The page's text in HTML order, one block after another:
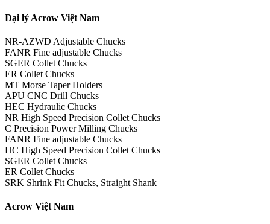
Đại lý Acrow Việt Nam
NR-AZWD Adjustable Chucks
FANR Fine adjustable Chucks
SGER Collet Chucks
ER Collet Chucks
MT Morse Taper Holders
APU CNC Drill Chucks
HEC Hydraulic Chucks
NR High Speed Precision Collet Chucks
C Precision Power Milling Chucks
FANR Fine adjustable Chucks
HC High Speed Precision Collet Chucks
SGER Collet Chucks
ER Collet Chucks
SRK Shrink Fit Chucks, Straight Shank
Acrow Việt Nam